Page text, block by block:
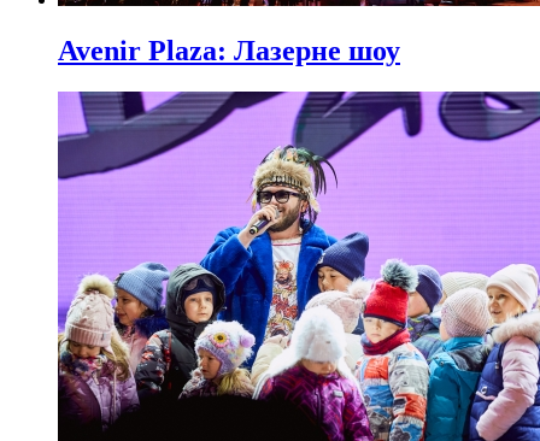
Avenir Plaza: Лазерне шоу